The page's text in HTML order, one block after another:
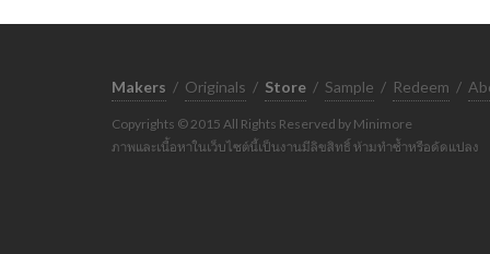
Makers / Originals / Store / Sample / Redeem /
Copyrights © 2015 All Rights Reserved by Minimore
ภาพและเนื้อหาในเว็บไซต์นี้เป็นงานมีลิขสิทธิ์ ห้ามทำซ้ำหรือดัดแปลง